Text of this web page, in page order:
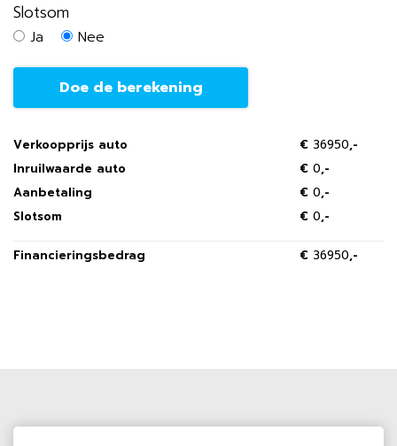
Slotsom
Ja Nee
Doe de berekening
Verkoopprijs auto € 36950,-
Inruilwaarde auto
€ 0,-
Aanbetaling
€ 0,-
Slotsom
€ 0,-
Financieringsbedrag € 36950,-